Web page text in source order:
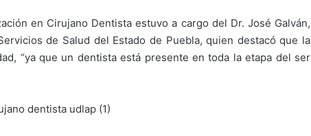
en Cirujano Dentista estuvo a cargo del Dr. José Galván,
de Salud del Estado de Puebla, quien destacó que la
“ya que un dentista está presente en toda la etapa del ser